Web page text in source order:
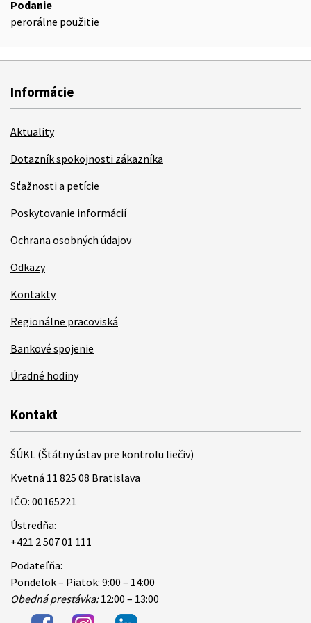
Podanie
perorálne použitie
Informácie
Aktuality
Dotazník spokojnosti zákazníka
Sťažnosti a petície
Poskytovanie informácií
Ochrana osobných údajov
Odkazy
Kontakty
Regionálne pracoviská
Bankové spojenie
Úradné hodiny
Kontakt
ŠÚKL (Štátny ústav pre kontrolu liečiv)
Kvetná 11 825 08 Bratislava
IČO: 00165221
Ústredňa:
+421 2 507 01 111
Podateľňa:
Pondelok – Piatok: 9:00 – 14:00
Obedná prestávka:12:00 – 13:00